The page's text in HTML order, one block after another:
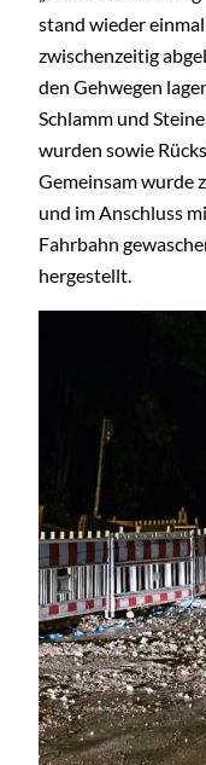
stand wieder
zwischenzeitig
den Gehwegen
Schlamm und
wurden sowie
Gemeinsam wurde
und im Anschluss
Fahrbahn
hergestellt.